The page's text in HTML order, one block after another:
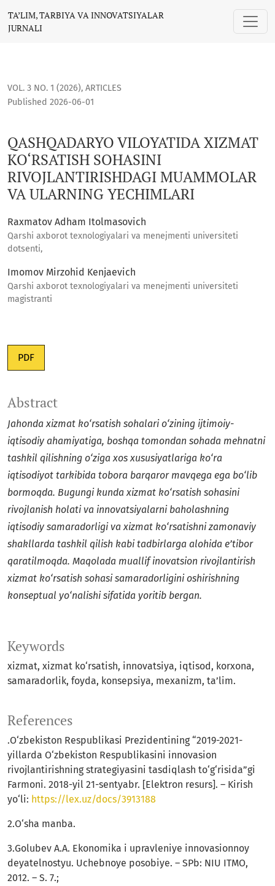
QASHQADARYO VILOYATIDA XIZMAT KO‘RSATISH SOHASINI
TA’LIM, TARBIYA VA INNOVATSIYALAR
JURNALI
VOL. 3 NO. 1 (2026), ARTICLES
QASHQADARYO VILOYATIDA XIZMAT
KO‘RSATISH SOHASINI
RIVOJLANTIRISHDAGI MUAMMOLAR
VA ULARNING YECHIMLARI
Published 2026-06-01
Raxmatov Adham Itolmasovich
Qarshi axborot texnologiyalari va menejmenti universiteti
dotsenti,
Imomov Mirzohid Kenjaevich
Qarshi axborot texnologiyalari va menejmenti universiteti
magistranti
PDF
Keywords
xizmat, xizmat ko‘rsatish, innovatsiya, iqtisod, korxona,
samaradorlik, foyda, konsepsiya, mexanizm, taʼlim.
Abstract
Jahonda xizmat ko‘rsatish sohalari o‘zining ijtimoiy-
iqtisodiy ahamiyatiga, boshqa tomondan sohada mehnatni
tashkil qilishning o‘ziga xos xususiyatlariga ko‘ra
iqtisodiyot tarkibida tobora barqaror mavqega ega bo‘lib
bormoqda. Bugungi kundaxizmat ko‘rsatish sohasini
rivojlanish holati va innovatsiyalarni baholashning
iqtisodiy samaradorligi va xizmat ko‘rsatishni zamonaviy
shakllarda tashkil qilish kabi tadbirlarga alohida e’tibor
qaratilmoqda. Maqolada muallif inovatsion rivojlantirish
xizmat ko‘rsatish sohasi samaradorligini oshirishning
konseptual yo‘nalishi sifatida yoritib bergan.
References
.O‘zbekiston Respublikasi Prezidentining “2019-2021-
yillarda O‘zbekiston Respublikasini innovasion
rivojlantirishning strategiyasini tasdiqlash to‘g‘risida”gi
Farmoni. 2018-yil 21-sentyabr. [Elektron resurs]. – Kirish
yo‘li: https://lex.uz/docs/3913188
2.O‘sha manba.
3.Golubev A.A. Ekonomika i upravleniye innovasionnoy
deyatelnostyu. Uchebnoye posobiye. – SPb: NIU ITMO,
2012. – S. 7.;